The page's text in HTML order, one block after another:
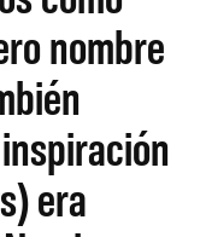
nombre
era